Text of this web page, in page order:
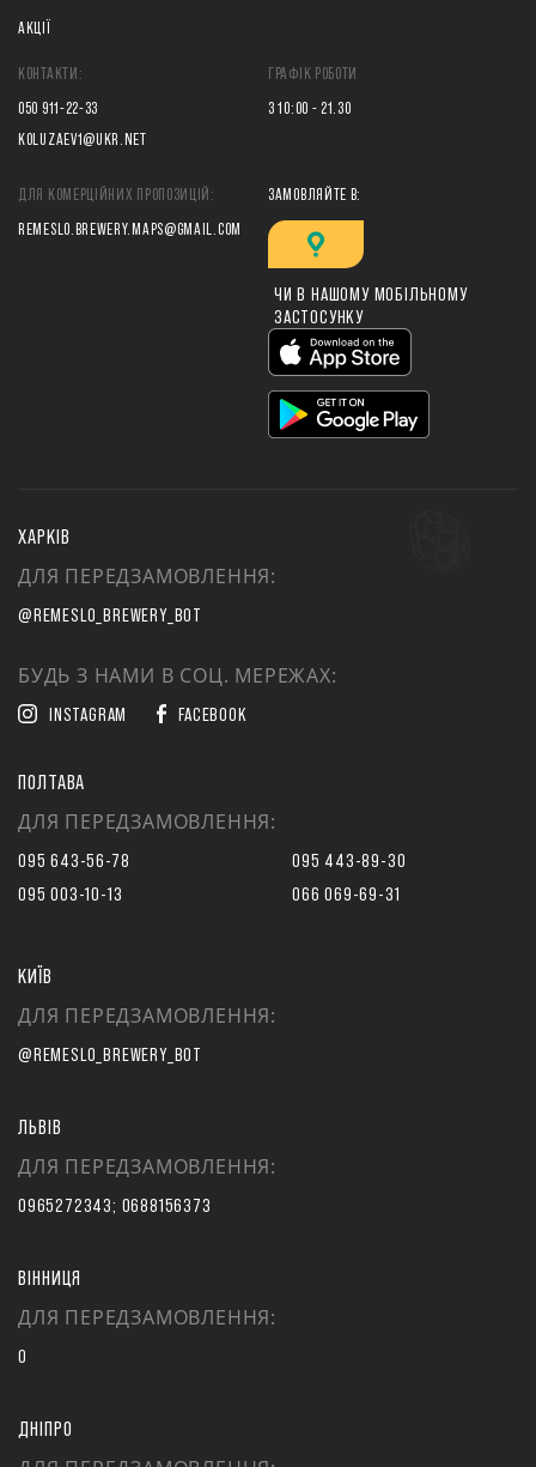
ГРАФІК РОБОТИ
З 10:00 - 21.30
КОНТАКТИ:
050 911-22-33
KOLUZAEV1@UKR.NET
ДЛЯ КОМЕРЦІЙНИХ ПРОПОЗИЦІЙ:
REMESLO.BREWERY.MAPS@GMAIL.COM
ЗАМОВЛЯЙТЕ В:
ЧИ В НАШОМУ МОБІЛЬНОМУ
ЗАСТОСУНКУ
АКЦІЇ
ХАРКІВ
ДЛЯ ПЕРЕДЗАМОВЛЕННЯ:
@REMESLO_BREWERY_BOT
БУДЬ З НАМИ В СОЦ. МЕРЕЖАХ:
INSTAGRAM FACEBOOK
ПОЛТАВА
ДЛЯ ПЕРЕДЗАМОВЛЕННЯ:
095 643-56-78
095 003-10-13
095 443-89-30
066 069-69-31
КИЇВ
ДЛЯ ПЕРЕДЗАМОВЛЕННЯ:
@REMESLO_BREWERY_BOT
ЛЬВІВ
ДЛЯ ПЕРЕДЗАМОВЛЕННЯ:
0965272343; 0688156373
ВІННИЦЯ
ДЛЯ ПЕРЕДЗАМОВЛЕННЯ:
0
ДНІПРО